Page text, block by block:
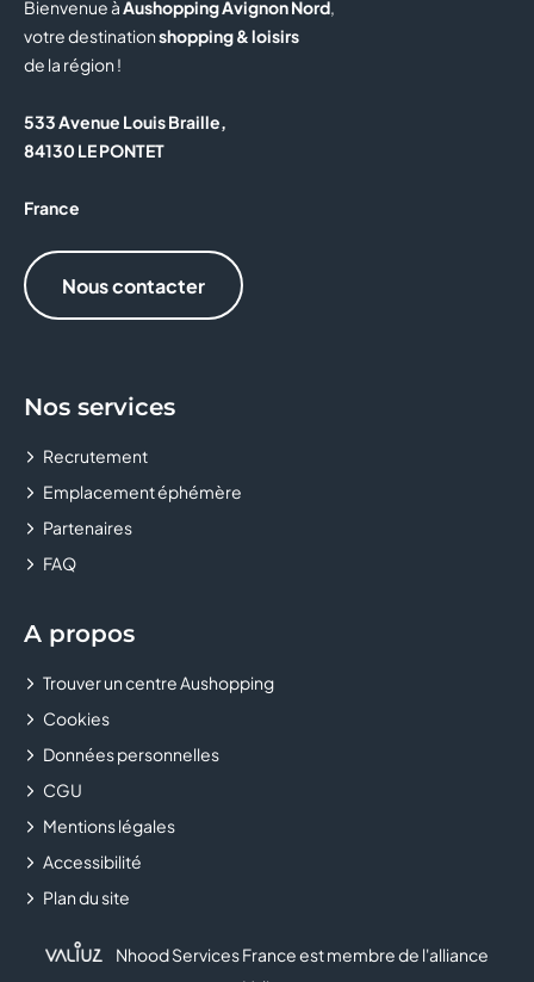
BZB
CALZEDONIA
CELIO
CLUB BOUYGUES TELECOM
CULTURA
DALERY MAROQUINIER
DELISHOES
Bienvenue àAushopping Avignon Nord,
votre destinationshopping & loisirs
de la région !
533 Avenue Louis Braille,
84130 LE PONTET
France
Nous contacter
Nos services
Recrutement
Emplacement éphémère
Partenaires
FAQ
A propos
Trouver un centre Aushopping
Cookies
Données personnelles
CGU
Mentions légales
Accessibilité
Plan du site
Nhood Services France est membre de l'alliance